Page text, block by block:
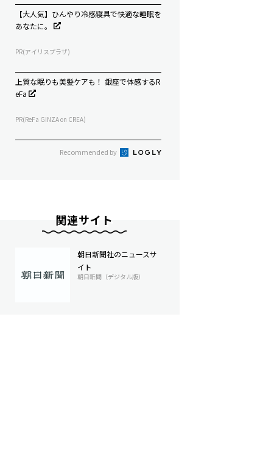
【大人気】ひんやり冷感寝具で快適な睡眠を
あなたに。
PR(アイリスプラザ)
上質な眠りも美髪ケアも！ 銀座で体感するR
eFa
PR(ReFa GINZA on CREA)
Recommended by
関連サイト
朝日新聞社のニュースサ
イト
朝日新聞（デジタル版）